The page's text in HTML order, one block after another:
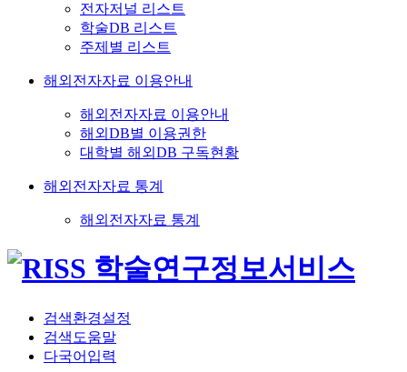
전자저널 리스트
학술DB 리스트
주제별 리스트
해외전자자료 이용안내
해외전자자료 이용안내
해외DB별 이용권한
대학별 해외DB 구독현황
해외전자자료 통계
해외전자자료 통계
검색환경설정
검색도움말
다국어입력